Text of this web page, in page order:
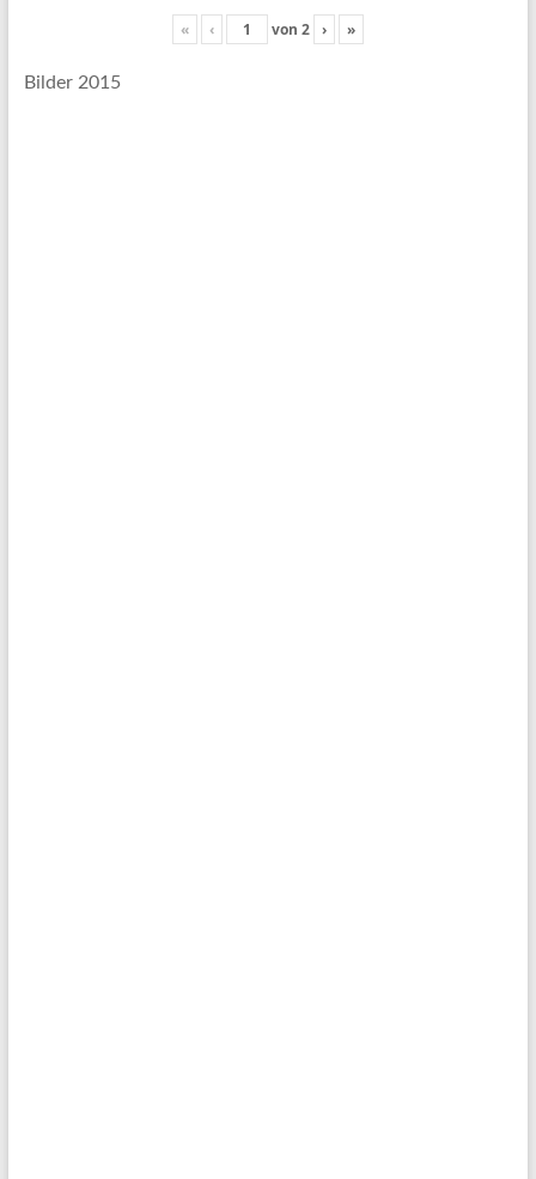
« ‹ von 2 › »
Bilder 2015